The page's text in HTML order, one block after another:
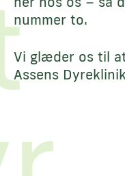
nummer to.
Vi glæder os til
Assens